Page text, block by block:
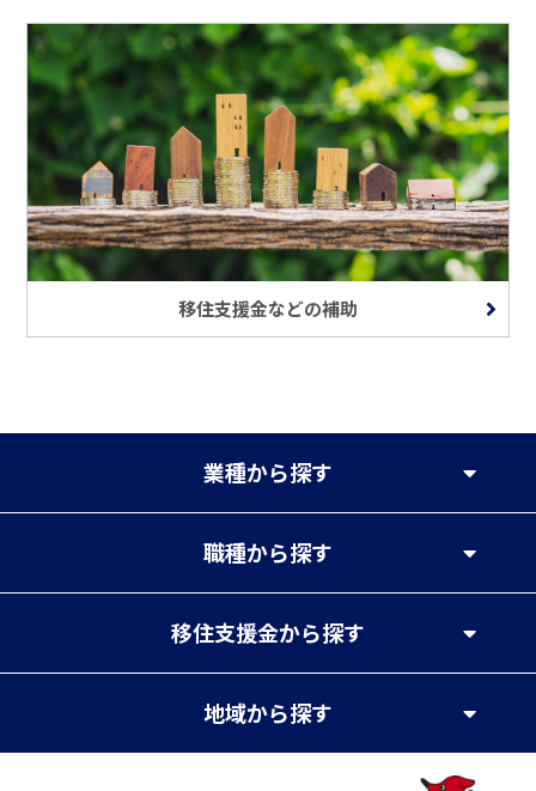
移住支援金などの補助
業種から探す
職種から探す
移住支援金から探す
地域から探す